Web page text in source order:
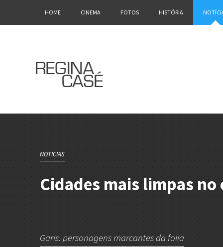
HOME CINEMA FOTOS HISTÓRIA
NOTICIAS
Cidades mais limpas
Garis: personagens marcantes da folia